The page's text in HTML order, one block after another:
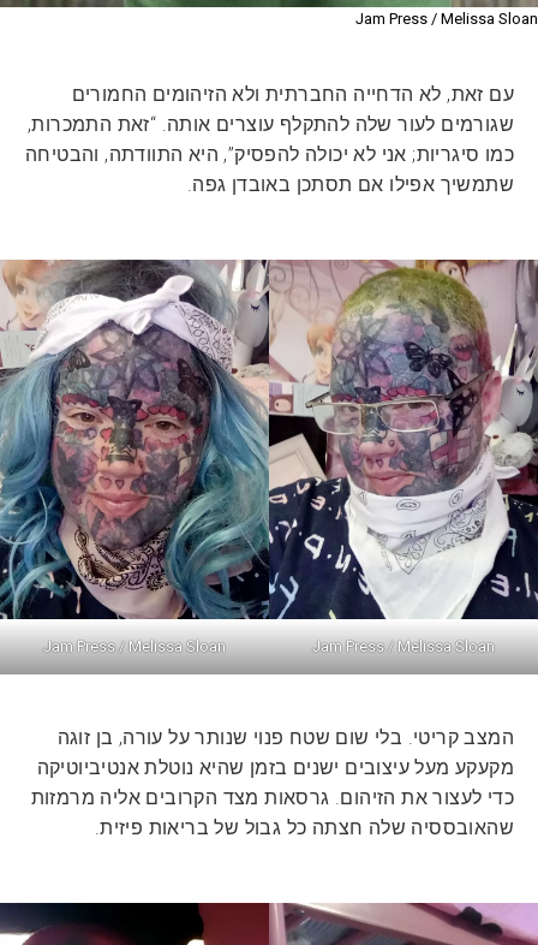
Jam Press / Melissa Sloan
עם זאת, לא הדחייה החברתית ולא הזיהומים החמורים
שגורמים לעור שלה להתקלף עוצרים אותה. “זאת התמכרות,
כמו סיגריות; אני לא יכולה להפסיק”, היא התוודתה, והבטיחה
שתמשיך אפילו אם תסתכן באובדן גפה.
Jam Press / Melissa Sloan
Jam Press / Melissa Sloan
המצב קריטי. בלי שום שטח פנוי שנותר על עורה, בן זוגה
מקעקע מעל עיצובים ישנים בזמן שהיא נוטלת אנטיביוטיקה
כדי לעצור את הזיהום. גרסאות מצד הקרובים אליה מרמזות
שהאובססיה שלה חצתה כל גבול של בריאות פיזית.